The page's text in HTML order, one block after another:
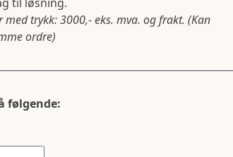
til løsning.
trykk: 3000,- eks. mva. og frakt. (Kan
ordre)
følgende: